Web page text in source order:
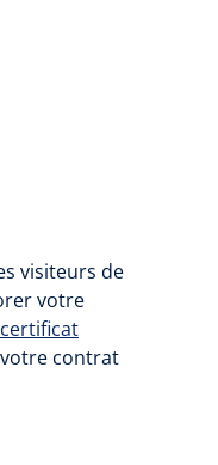
visiteurs de
votre
certificat
contrat